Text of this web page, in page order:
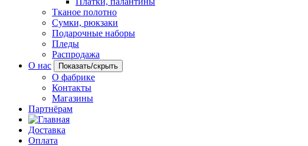
Тканое полотно
Сумки, рюкзаки
Подарочные наборы
Пледы
Распродажа
О нас
Показать/скрыть
О фабрике
Контакты
Магазины
Партнёрам
Доставка
Оплата